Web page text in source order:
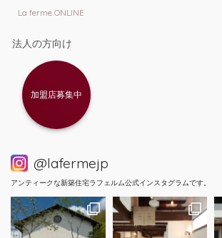
La ferme ONLINE
法人の方向け
加盟店募集中
@lafermejp
アンティークな新築住宅ラフェルム公式インスタグラムです。